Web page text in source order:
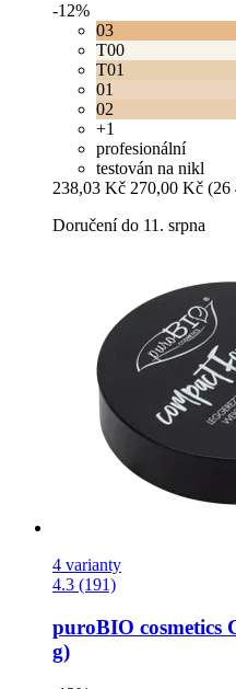
-12%
03
T00
T01
01
02
+1
profesionální
testován na nikl
238,03 Kč 270,00 Kč (26
Doručení do 11. srpna
4 varianty
4.3 (191)
puroBIO cosmetics
g)